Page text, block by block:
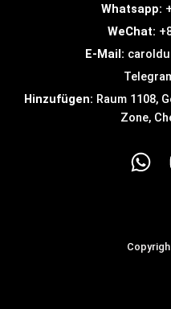
Whatsapp:
WeChat:
E-Mail:
Hinzufügen: Raum 1108,
Zone,